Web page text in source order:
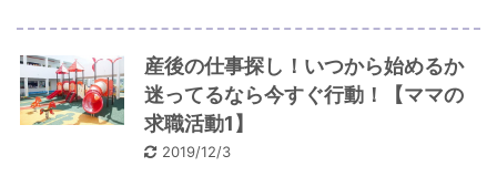
産後の仕事探し！いつから始めるか
迷ってるなら今すぐ行動！【ママの
求職活動1】
2019/12/3